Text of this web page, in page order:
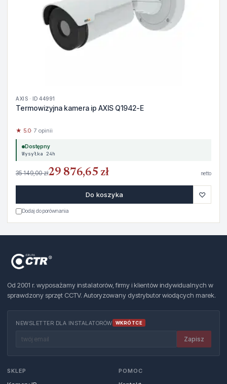
AXIS · ID 44991
Termowizyjna kamera ip AXIS Q1942-E
★ 5.0· 7 opinii
Dostępny
Wysyłka 24h
35 149,00 zł29 876,65 zł netto
Do koszyka ♡
Dodaj do porównania
Od 2001 r. wyposażamy instalatorów, firmy i klientów indywidualnych w
sprawdzony sprzęt CCTV. Autoryzowany dystrybutor wiodących marek.
NEWSLETTER DLA INSTALATORÓW WKRÓTCE
Zapisz
SKLEP POMOC